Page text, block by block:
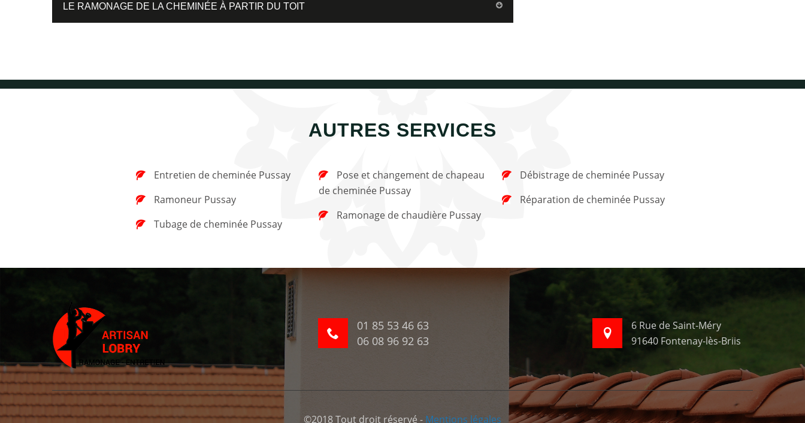
LE RAMONAGE DE LA CHEMINÉE À PARTIR DU TOIT
AUTRES SERVICES
Entretien de cheminée Pussay
Ramoneur Pussay
Tubage de cheminée Pussay
de cheminée Pussay
Ramonage de chaudière Pussay
Débistrage de cheminée Pussay
Réparation de cheminée Pussay
01 85 53 46 63
06 08 96 92 63
6 Rue de Saint-Méry
91640 Fontenay-lès-Briis
©2018 Tout droit réservé - Mentions légales